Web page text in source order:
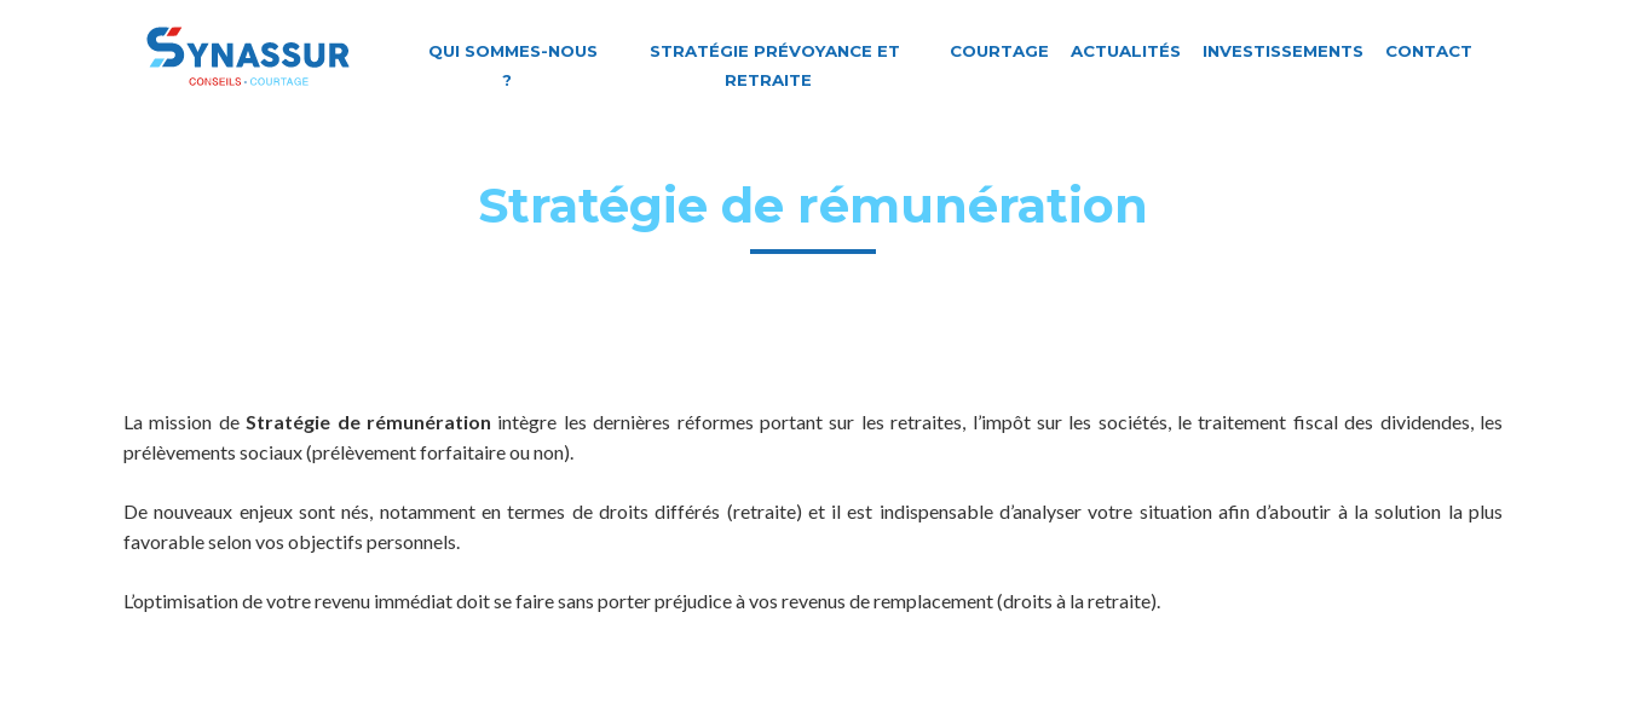
QUI SOMMES-NOUS
?
STRATÉGIE PRÉVOYANCE ET
RETRAITE
COURTAGE ACTUALITÉS INVESTISSEMENTS CONTACT
Stratégie de rémunération
La mission deStratégie de rémunération intègre les dernières réformes portant sur les retraites, l’impôt sur les sociétés, le traitement fiscal des dividendes, les
prélèvements sociaux (prélèvement forfaitaire ou non).
De nouveaux enjeux sont nés, notamment en termes de droits différés (retraite) et il est indispensable d’analyser votre situation afin d’aboutir à la solution la plus
favorable selon vos objectifs personnels.
L’optimisation de votre revenu immédiat doit se faire sans porter préjudice à vos revenus de remplacement (droits à la retraite).